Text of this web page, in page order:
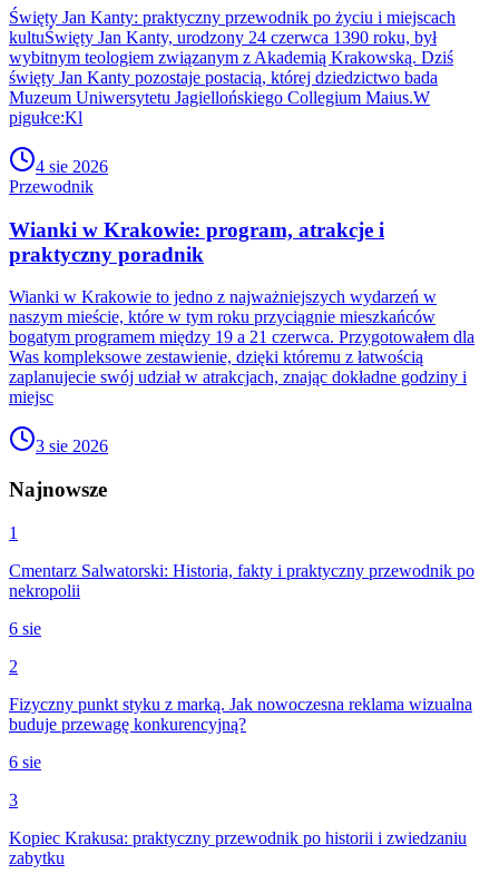
Święty Jan Kanty: praktyczny przewodnik po życiu i miejscach
kultuŚwięty Jan Kanty, urodzony 24 czerwca 1390 roku, był
wybitnym teologiem związanym z Akademią Krakowską. Dziś
święty Jan Kanty pozostaje postacią, której dziedzictwo bada
Muzeum Uniwersytetu Jagiellońskiego Collegium Maius.W
pigułce:Kl
4 sie 2026
Przewodnik
Wianki w Krakowie: program, atrakcje i
praktyczny poradnik
Wianki w Krakowie to jedno z najważniejszych wydarzeń w
naszym mieście, które w tym roku przyciągnie mieszkańców
bogatym programem między 19 a 21 czerwca. Przygotowałem dla
Was kompleksowe zestawienie, dzięki któremu z łatwością
zaplanujecie swój udział w atrakcjach, znając dokładne godziny i
miejsc
3 sie 2026
Najnowsze
1
Cmentarz Salwatorski: Historia, fakty i praktyczny przewodnik po
nekropolii
6 sie
2
Fizyczny punkt styku z marką. Jak nowoczesna reklama wizualna
buduje przewagę konkurencyjną?
6 sie
3
Kopiec Krakusa: praktyczny przewodnik po historii i zwiedzaniu
zabytku